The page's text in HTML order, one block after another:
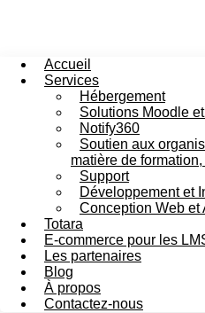
Accueil
Services
Hébergement
Solutions Moodle
Notify360
Soutien aux
matière de
Support
Développement et
Conception Web et
Totara
E-commerce pour les
Les partenaires
Blog
À propos
Contactez-nous